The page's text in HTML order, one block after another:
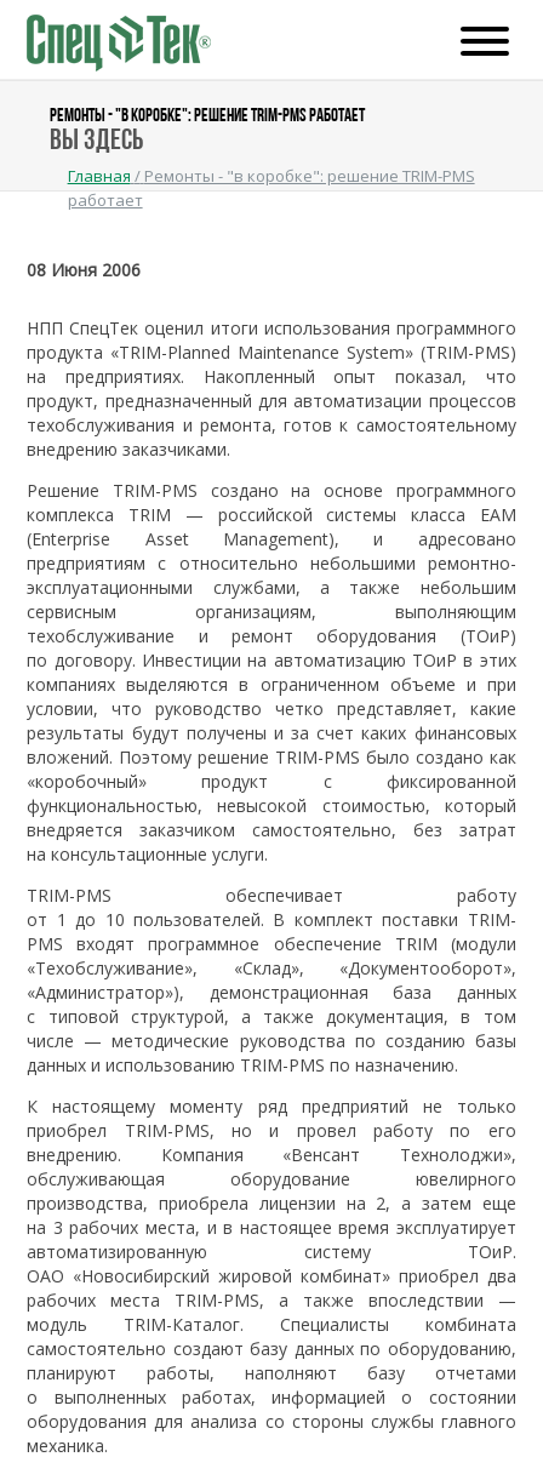
РЕМОНТЫ - "В КОРОБКЕ": РЕШЕНИЕ TRIM-PMS РАБОТАЕТ
Вы здесь
Главная / Ремонты - "в коробке": решение TRIM-PMS
работает
08 Июня 2006
НПП СпецТек оценил итоги использования программного
продукта «TRIM-Planned Maintenance System» (TRIM-PMS)
на предприятиях. Накопленный опыт показал, что
продукт, предназначенный для автоматизации процессов
техобслуживания и ремонта, готов к самостоятельному
внедрению заказчиками.
Решение TRIM-PMS создано на основе программного
комплекса TRIM — российской системы класса EAM
(Enterprise Asset Management), и адресовано
предприятиям с относительно небольшими ремонтно-
эксплуатационными службами, а также небольшим
сервисным организациям, выполняющим
техобслуживание и ремонт оборудования (ТОиР)
по договору. Инвестиции на автоматизацию ТОиР в этих
компаниях выделяются в ограниченном объеме и при
условии, что руководство четко представляет, какие
результаты будут получены и за счет каких финансовых
вложений. Поэтому решение TRIM-PMS было создано как
«коробочный» продукт с фиксированной
функциональностью, невысокой стоимостью, который
внедряется заказчиком самостоятельно, без затрат
на консультационные услуги.
TRIM-PMS обеспечивает работу
от 1 до 10 пользователей. В комплект поставки TRIM-
PMS входят программное обеспечение TRIM (модули
«Техобслуживание», «Склад», «Документооборот»,
«Администратор»), демонстрационная база данных
с типовой структурой, а также документация, в том
числе — методические руководства по созданию базы
данных и использованию TRIM-PMS по назначению.
К настоящему моменту ряд предприятий не только
приобрел TRIM-PMS, но и провел работу по его
внедрению. Компания «Венсант Технолоджи»,
обслуживающая оборудование ювелирного
производства, приобрела лицензии на 2, а затем еще
на 3 рабочих места, и в настоящее время эксплуатирует
автоматизированную систему ТОиР.
ОАО «Новосибирский жировой комбинат» приобрел два
рабочих места TRIM-PMS, а также впоследствии —
модуль TRIM-Каталог. Специалисты комбината
самостоятельно создают базу данных по оборудованию,
планируют работы, наполняют базу отчетами
о выполненных работах, информацией о состоянии
оборудования для анализа со стороны службы главного
механика.